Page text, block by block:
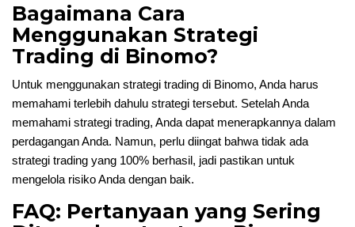
Bagaimana Cara
Menggunakan Strategi
Trading di Binomo?
Untuk menggunakan strategi trading di Binomo, Anda harus
memahami terlebih dahulu strategi tersebut. Setelah Anda
memahami strategi trading, Anda dapat menerapkannya dalam
perdagangan Anda. Namun, perlu diingat bahwa tidak ada
strategi trading yang 100% berhasil, jadi pastikan untuk
mengelola risiko Anda dengan baik.
FAQ: Pertanyaan yang Sering